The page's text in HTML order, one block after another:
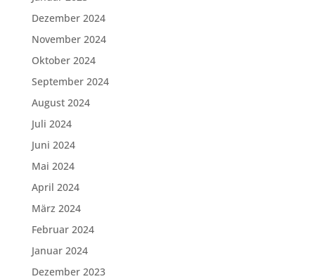
Dezember 2024
November 2024
Oktober 2024
September 2024
August 2024
Juli 2024
Juni 2024
Mai 2024
April 2024
März 2024
Februar 2024
Januar 2024
Dezember 2023